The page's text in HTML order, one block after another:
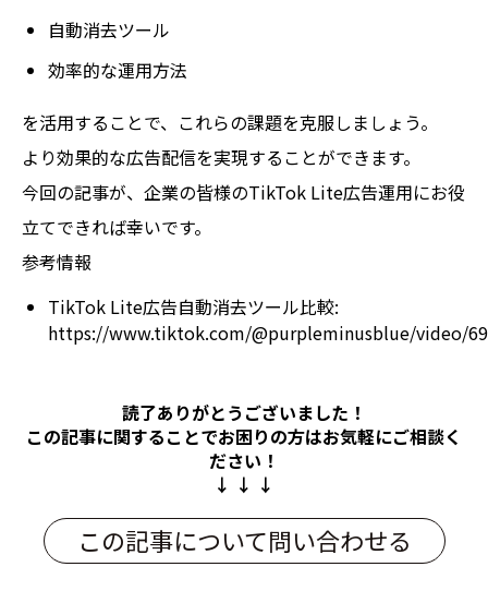
自動消去ツール
効率的な運用方法
を活用することで、これらの課題を克服しましょう。
より効果的な広告配信を実現することができます。
今回の記事が、企業の皆様のTikTok Lite広告運用にお役
立てできれば幸いです。
参考情報
TikTok Lite広告自動消去ツール比較:
https://www.tiktok.com/@purpleminusblue/video/
読了ありがとうございました！
この記事に関することでお困りの方はお気軽にご相談く
ださい！
↓ ↓ ↓
この記事について問い合わせる